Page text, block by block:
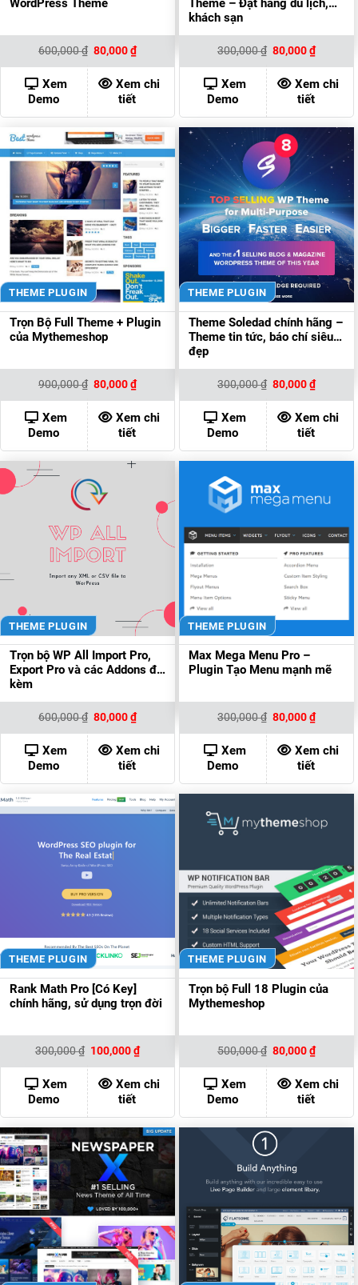
WordPress Theme
600,000₫ Giá
gốc
là:
600,000 ₫.
80,000₫Giá
hiện
tại
là:
80,000 ₫.
Xem
Demo
Xem chi
tiết
Theme – Đặt hàng du lịch,
khách sạn
300,000₫ Giá
gốc
là:
300,000 ₫.
80,000₫Giá
hiện
tại
là:
80,000
Xem
Demo
Xem chi
tiết
THEME PLUGIN
Trọn Bộ Full Theme + Plugin
của Mythemeshop
900,000₫ Giá
gốc
là:
900,000 ₫.
80,000₫Giá
hiện
tại
là:
80,000 ₫.
Xem
Demo
Xem chi
tiết
THEME PLUGIN
Theme Soledad chính hãng –
Theme tin tức, báo chí siêu
đẹp
300,000₫ Giá
gốc
là:
300,000 ₫.
80,000₫Giá
hiện
tại
là:
80,000
Xem
Demo
Xem chi
tiết
THEME PLUGIN
Trọn bộ WP All Import Pro,
Export Pro và các Addons đi
kèm
600,000₫ Giá
gốc
là:
600,000 ₫.
80,000₫Giá
hiện
tại
là:
80,000 ₫.
Xem
Demo
Xem chi
tiết
THEME PLUGIN
Max Mega Menu Pro –
Plugin Tạo Menu mạnh mẽ
300,000₫ Giá
gốc
là:
300,000 ₫.
80,000₫Giá
hiện
tại
là:
80,000
Xem
Demo
Xem chi
tiết
THEME PLUGIN
Rank Math Pro [Có Key]
chính hãng, sử dụng trọn đời
300,000₫ Giá
là:
300,000 ₫.
100,000₫Giá
hiện
tại
là:
100,000 ₫.
Xem
Demo
Xem chi
tiết
THEME PLUGIN
Trọn bộ Full 18 Plugin của
Mythemeshop
500,000₫ Giá
gốc
là:
500,000 ₫.
80,000₫Giá
hiện
tại
là:
80,000
Xem
Demo
Xem chi
tiết